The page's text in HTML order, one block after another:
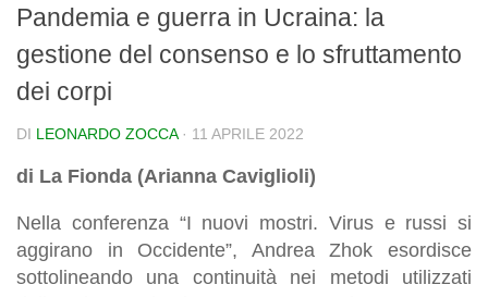
Pandemia e guerra in Ucraina: la
gestione del consenso e lo sfruttamento
dei corpi
DI LEONARDO ZOCCA · 11 APRILE 2022
di La Fionda (Arianna Caviglioli)
Nella conferenza “I nuovi mostri. Virus e russi si
aggirano in Occidente”, Andrea Zhok esordisce
sottolineando una continuità nei metodi utilizzati